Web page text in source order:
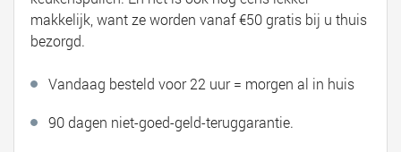
makkelijk, want ze worden vanaf €50 gratis bij u thuis
bezorgd.
Vandaag besteld voor 22 uur = morgen al in huis
90 dagen niet-goed-geld-teruggarantie.